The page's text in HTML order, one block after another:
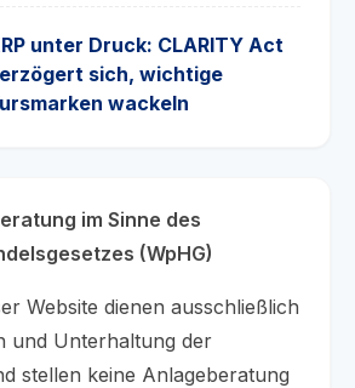
unter Druck: CLARITY Act
sich, wichtige
wackeln
im Sinne des
(WpHG)
Website dienen ausschließlich
und Unterhaltung der
stellen keine Anlageberatung